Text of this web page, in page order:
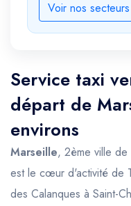
Voir nos secteurs
Service taxi
départ de
environs
Marseille, 2ème ville
est le cœur d'activité de
des Calanques à Saint-